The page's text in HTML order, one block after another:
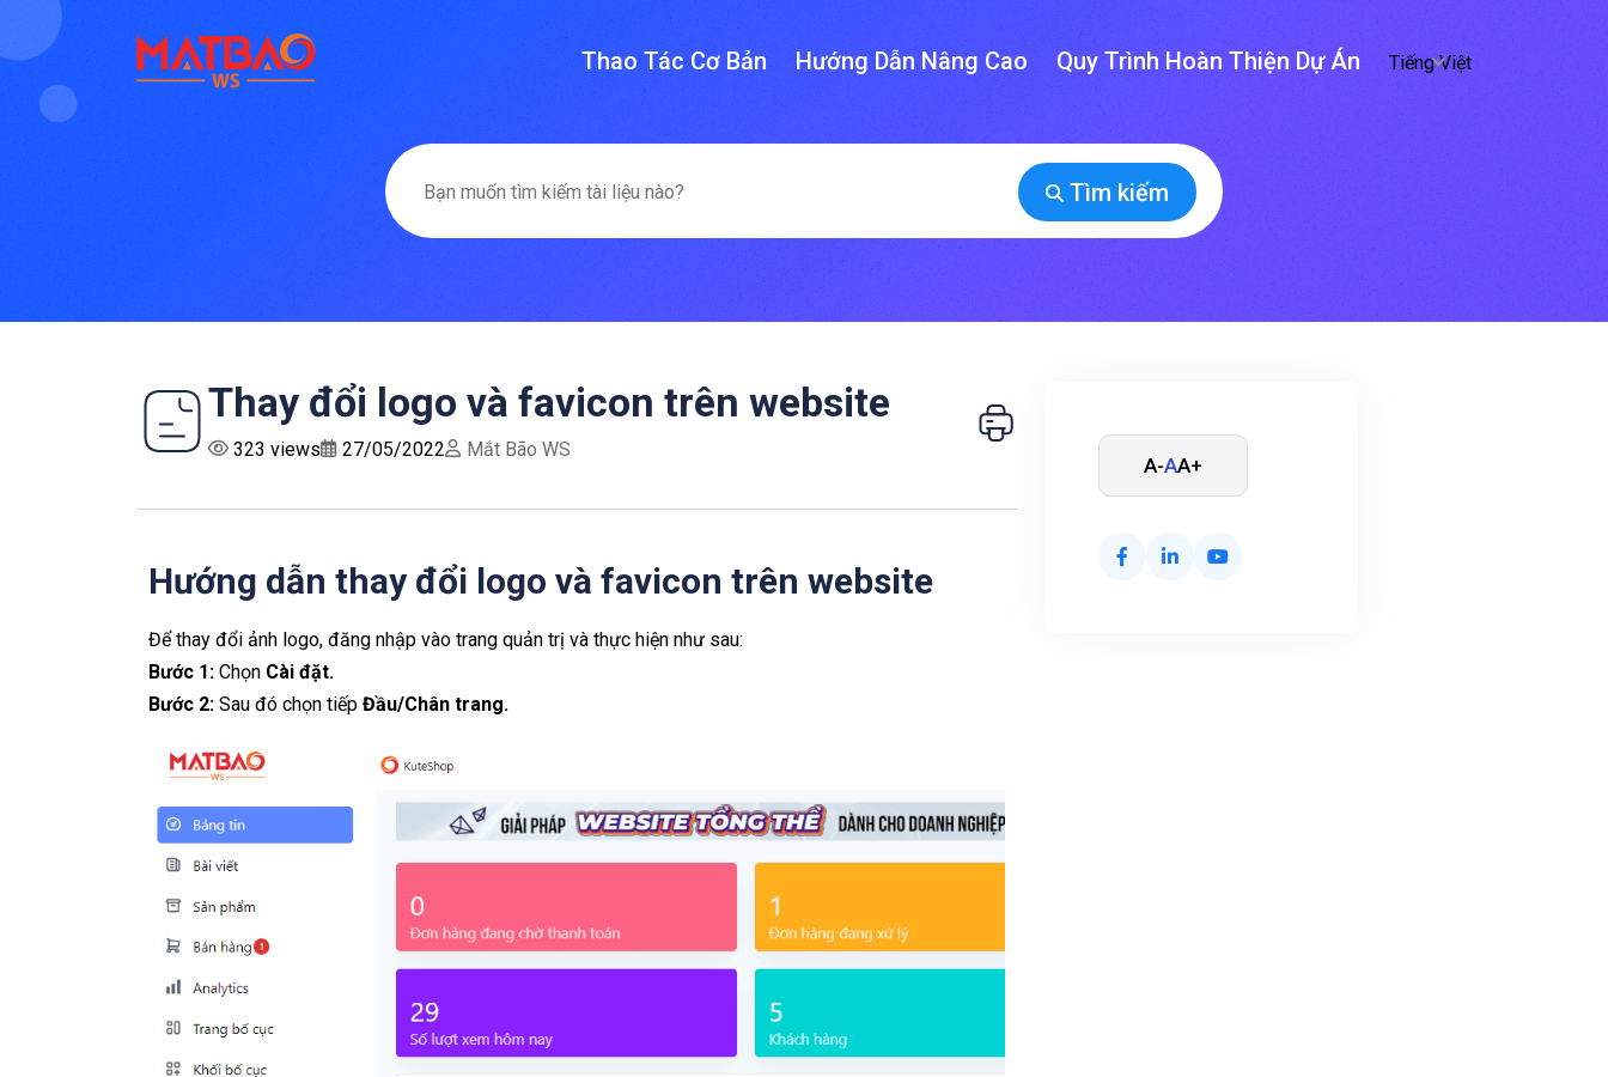
Thao Tác Cơ Bản Hướng Dẫn Nâng Cao Quy Trình Hoàn Thiện Dự Án Tiếng Việt
Tìm kiếm
Thay đổi logo và favicon trên website
323 views 27/05/2022 Mắt Bão WS
Hướng dẫn thay đổi logo và favicon trên website
Để thay đổi ảnh logo, đăng nhập vào trang quản trị và thực hiện như sau:
Bước 1: Chọn Cài đặt.
Bước 2: Sau đó chọn tiếp Đầu/Chân trang.
A-AA+